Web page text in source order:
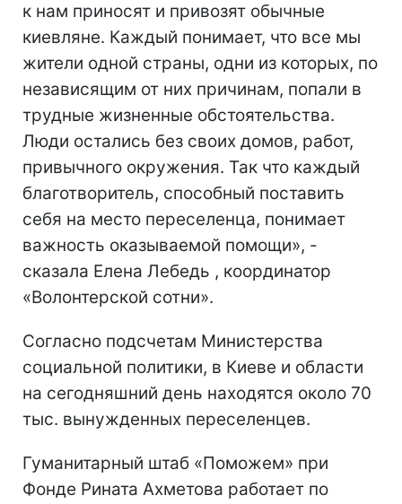
к нам приносят и привозят обычные
киевляне. Каждый понимает, что все мы
жители одной страны, одни из которых, по
независящим от них причинам, попали в
трудные жизненные обстоятельства.
Люди остались без своих домов, работ,
привычного окружения. Так что каждый
благотворитель, способный поставить
себя на место переселенца, понимает
важность оказываемой помощи», -
сказала Елена Лебедь , координатор
«Волонтерской сотни».
Согласно подсчетам Министерства
социальной политики, в Киеве и области
на сегодняшний день находятся около 70
тыс. вынужденных переселенцев.
Гуманитарный штаб «Поможем» при
Фонде Рината Ахметова работает по